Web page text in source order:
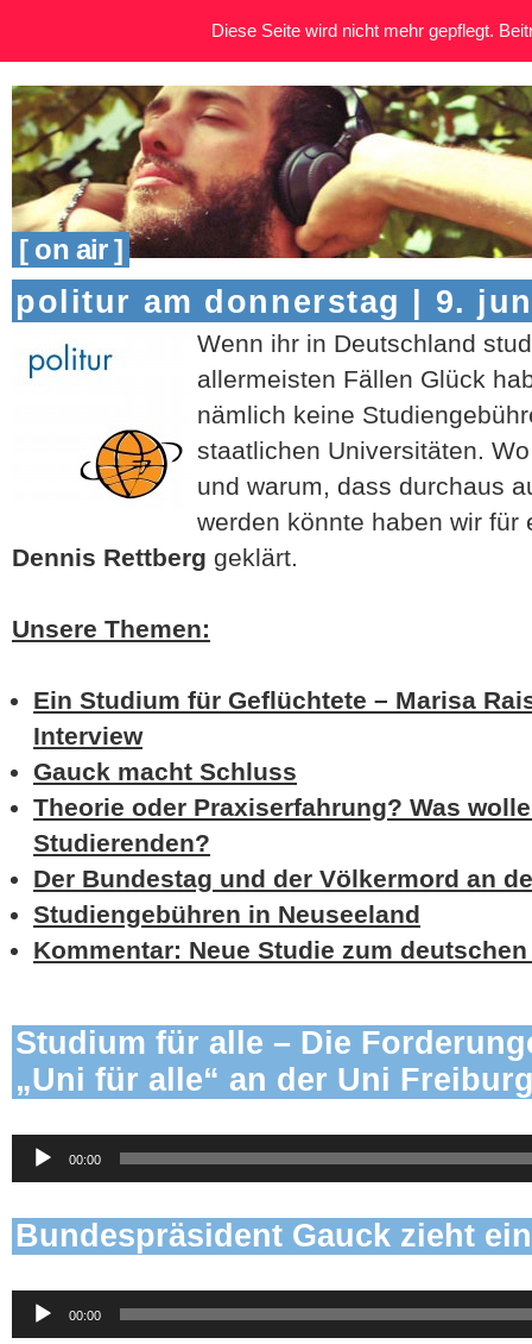
[ on air ]
politur am donnerstag | 9.
Wenn ihr in Deutschland
allermeisten Fällen Glück
nämlich keine
staatlichen Universitäten.
und warum, dass durchaus
werden könnte haben wir
Dennis Rettberg geklärt.
Unsere Themen:
Ein Studium für Geflüchtete – Marisa
Interview
Gauck macht Schluss
Theorie oder Praxiserfahrung? Was
Studierenden?
Der Bundestag und der Völkermord an
Studiengebühren in Neuseeland
Kommentar: Neue Studie zum
Studium für alle – Die
„Uni für alle“ an der Uni
Audio-
Player
00:00
Bundespräsident Gauck zieht
Audio-
Player
00:00
Diese Seite wird nicht mehr gepflegt.